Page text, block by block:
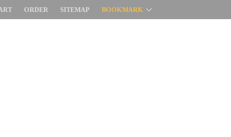
ORDER SITEMAP BOOKMARK